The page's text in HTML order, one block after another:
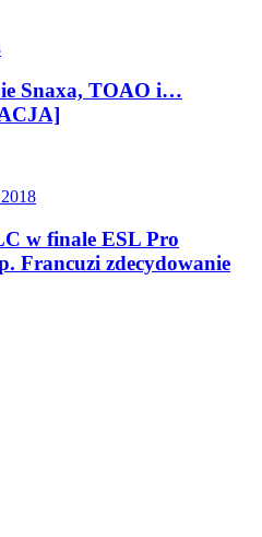
Snaxa, TOAO i…
w finale ESL Pro
Francuzi zdecydowanie